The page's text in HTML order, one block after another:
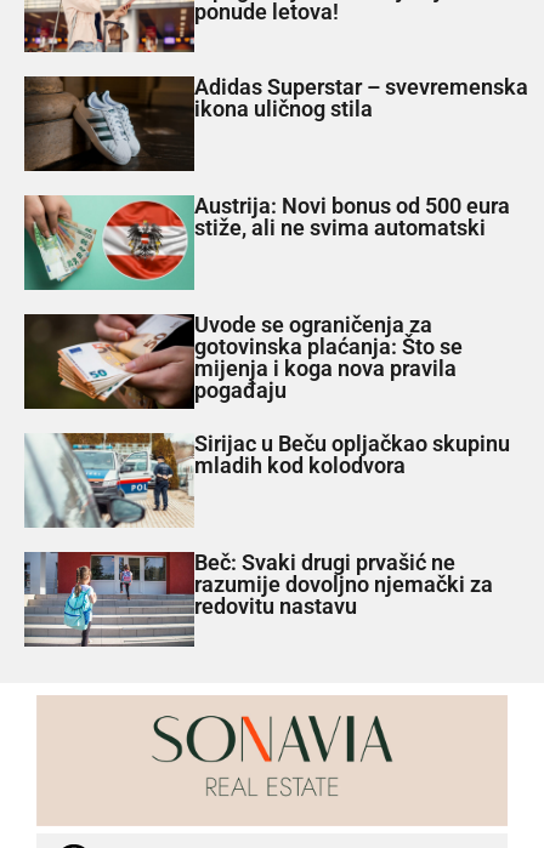
ponude letova!
Adidas Superstar – svevremenska
ikona uličnog stila
Austrija: Novi bonus od 500 eura
stiže, ali ne svima automatski
Uvode se ograničenja za
gotovinska plaćanja: Što se
mijenja i koga nova pravila
pogađaju
Sirijac u Beču opljačkao skupinu
mladih kod kolodvora
Beč: Svaki drugi prvašić ne
razumije dovoljno njemački za
redovitu nastavu